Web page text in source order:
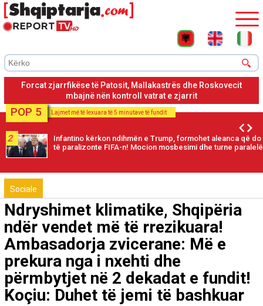
Drenije, flakët kanë avancuar, ndërsa era e fortë ka favorizuar
përhapjen e zjarrit
POP 5 Lajmet më të lexuara të 5 minutave të fundit
2
Infantino kërkon ndihmën e Trump, formohet aleanca që do
të paralizonte FIFA-n! Mocion mosbesimi dhe turne paralelë
Sociale
Ndryshimet klimatike, Shqipëria
ndër vendet më të rrezikuara!
Ambasadorja zvicerane: Më e
prekura nga i nxehti dhe
përmbytjet në 2 dekadat e fundit!
Koçiu: Duhet të jemi të bashkuar